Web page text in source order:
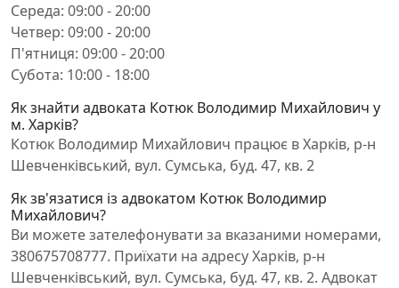
Середа: 09:00 - 20:00
Четвер: 09:00 - 20:00
П'ятниця: 09:00 - 20:00
Субота: 10:00 - 18:00
Як знайти адвоката Котюк Володимир Михайлович у
м. Харків?
Котюк Володимир Михайлович працює в Харків, р-н
Шевченківський, вул. Сумська, буд. 47, кв. 2
Як зв'язатися із адвокатом Котюк Володимир
Михайлович?
Ви можете зателефонувати за вказаними номерами,
380675708777. Приїхати на адресу Харків, р-н
Шевченківський, вул. Сумська, буд. 47, кв. 2. Адвокат